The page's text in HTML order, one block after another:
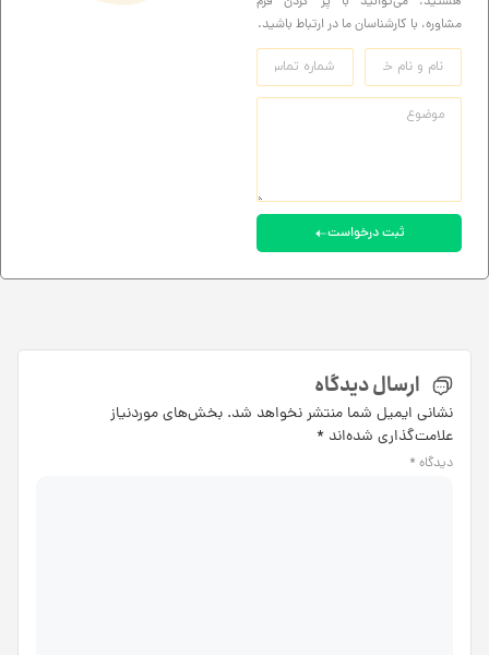
مشاوره، با کارشناسان ما در ارتباط باشید.
ثبت درخواست
ارسال دیدگاه
نشانی ایمیل شما منتشر نخواهد شد. بخش‌های موردنیاز
علامت‌گذاری شده‌اند *
دیدگاه *